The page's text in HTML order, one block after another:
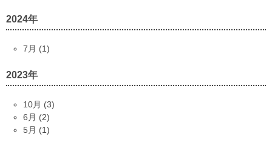
2024年
7月 (1)
2023年
10月 (3)
6月 (2)
5月 (1)